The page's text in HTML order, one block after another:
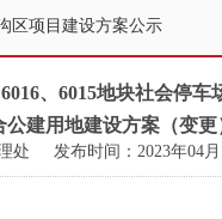
区项目建设方案公示
、6015地块社会
公建用地建设方案（变更
处 发布时间：2023年04月